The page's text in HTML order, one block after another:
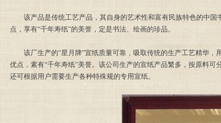
该产品是传统工艺产品，其自身的艺术性和富有民族特色的中
点，享有“千年寿纸”的美誉，定是书法、绘画的珍品。
该厂生产的“星月牌”宣纸质量可靠，吸取传统的生产工艺精华
优点，素有“千年寿纸”美誉。该公司生产的宣纸产品繁多，按原料
还可根据用户需要生产各种特殊规的专用宣纸。